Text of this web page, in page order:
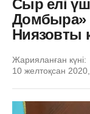
Сыр елі
Домбыра»
Ниязовты
Жарияланған күні:
10 желтоқсан